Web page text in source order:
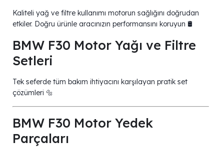
Kaliteli yağ ve filtre kullanımı motorun sağlığını doğrudan
etkiler. Doğru ürünle aracınızın performansını koruyun 🛢️
BMW F30 Motor Yağı ve Filtre
Setleri
Tek seferde tüm bakım ihtiyacını karşılayan pratik set
çözümleri 🔩
BMW F30 Motor Yedek
Parçaları